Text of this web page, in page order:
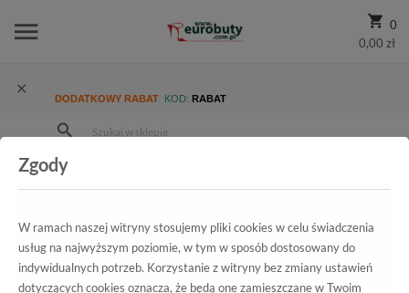
0
0,00 zł
DODATKOWY RABAT KOD: RABAT
Kolekcja damska
Sandały
Zgody
W ramach naszej witryny stosujemy pliki cookies w celu świadczenia
usług na najwyższym poziomie, w tym w sposób dostosowany do
indywidualnych potrzeb. Korzystanie z witryny bez zmiany ustawień
dotyczących cookies oznacza, że będą one zamieszczane w Twoim